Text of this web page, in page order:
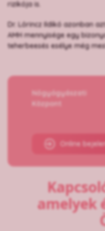
rizikója is.
Dr. Lőrincz Ildikó azonban
AMH mennyisége egy
teherbeesés esélye még
Nőgyógyászati
Központ
Online
amelyek